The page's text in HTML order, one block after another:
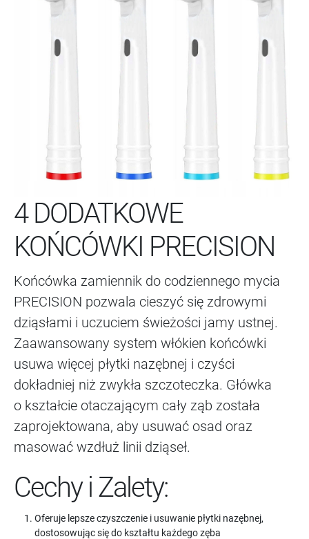
4 DODATKOWE
KOŃCÓWKI PRECISION
Końcówka zamiennik do codziennego mycia
PRECISION pozwala cieszyć się zdrowymi
dziąsłami i uczuciem świeżości jamy ustnej.
Zaawansowany system włókien końcówki
usuwa więcej płytki nazębnej i czyści
dokładniej niż zwykła szczoteczka. Główka
o kształcie otaczającym cały ząb została
zaprojektowana, aby usuwać osad oraz
masować wzdłuż linii dziąseł.
Cechy i Zalety:
Oferuje lepsze czyszczenie i usuwanie płytki nazębnej,
dostosowując się do kształtu każdego zęba